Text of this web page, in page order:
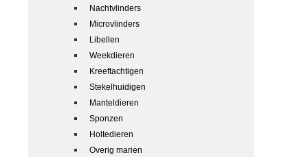
Nachtvlinders
Microvlinders
Libellen
Weekdieren
Kreeftachtigen
Stekelhuidigen
Manteldieren
Sponzen
Holtedieren
Overig marien